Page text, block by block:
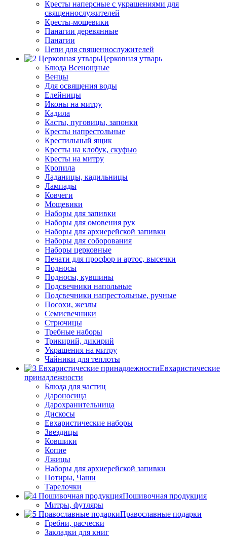
Кресты наперсные с украшениями для
священнослужителей
Кресты-мощевики
Панагии деревянные
Панагии
Цепи для священнослужителей
Церковная утварь
Блюда Всенощные
Венцы
Для освящения воды
Елейницы
Иконы на митру
Кадила
Касты, пуговицы, запонки
Кресты напрестольные
Крестильный ящик
Кресты на клобук, скуфью
Кресты на митру
Кропила
Ладаницы, кадильницы
Лампады
Ковчеги
Мощевики
Наборы для запивки
Наборы для омовения рук
Наборы для архиерейской запивки
Наборы для соборования
Наборы церковные
Печати для просфор и артос, высечки
Подносы
Подносы, кувшины
Подсвечники напольные
Подсвечники напрестольные, ручные
Посохи, жезлы
Семисвечники
Стрючицы
Требные наборы
Трикирий, дикирий
Украшения на митру
Чайники для теплоты
Евхаристические
принадлежности
Блюда для частиц
Дароносица
Дарохранительница
Дискосы
Евхаристические наборы
Звездицы
Ковшики
Копие
Лжицы
Наборы для архиерейской запивки
Потиры, Чаши
Тарелочки
Пошивочная продукция
Митры, футляры
Православные подарки
Гребни, расчески
Закладки для книг